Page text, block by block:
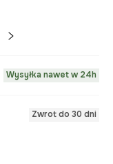
Wysyłka nawet w 24h
Zwrot do 30 dni